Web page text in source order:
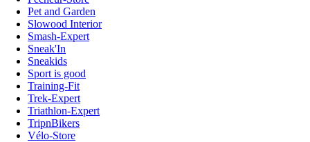
Pet and Garden
Slowood Interior
Smash-Expert
Sneak'In
Sneakids
Sport is good
Training-Fit
Trek-Expert
Triathlon-Expert
TripnBikers
Vélo-Store